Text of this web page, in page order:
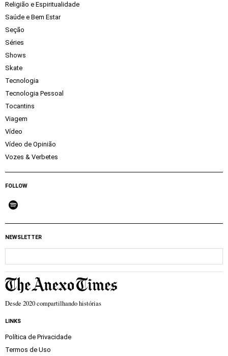
Religião e Espiritualidade
Saúde e Bem Estar
Seção
Séries
Shows
Skate
Tecnologia
Tecnologia Pessoal
Tocantins
Viagem
Vídeo
Vídeo de Opinião
Vozes & Verbetes
FOLLOW
NEWSLETTER
Desde 2020 compartilhando histórias
LINKS
Política de Privacidade
Termos de Uso